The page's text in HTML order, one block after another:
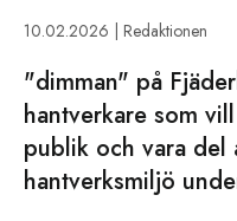
10.02.2026 | Redaktionen
"dimman" på
hantverkare som
publik och vara del
hantverksmiljö